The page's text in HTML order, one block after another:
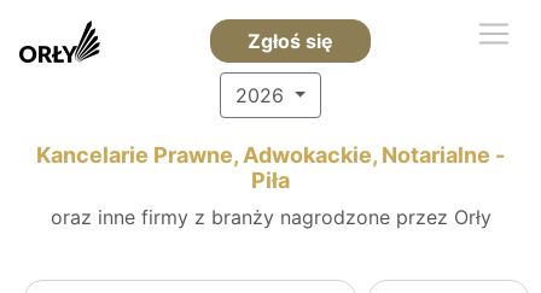
Zgłoś się
2026
Kancelarie Prawne, Adwokackie, Notarialne -
Piła
oraz inne firmy z branży nagrodzone przez Orły